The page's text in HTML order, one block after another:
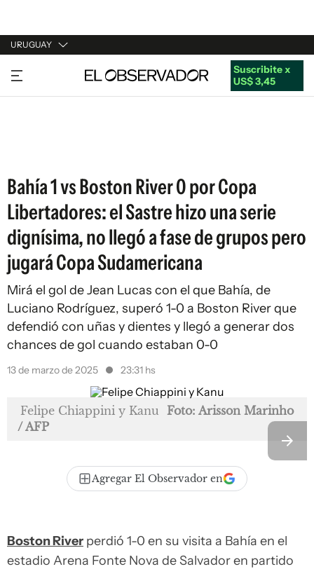
URUGUAY
URUGUAY
ARGENTINA
Suscribite x
US$ 3,45
Bahía 1 vs Boston River 0 por Copa
Libertadores: el Sastre hizo una serie
dignísima, no llegó a fase de grupos pero
jugará Copa Sudamericana
Mirá el gol de Jean Lucas con el que Bahía, de
Luciano Rodríguez, superó 1-0 a Boston River que
defendió con uñas y dientes y llegó a generar dos
chances de gol cuando estaban 0-0
13 de marzo de 2025 23:31 hs
Felipe Chiappini y Kanu Foto: Arisson Marinho
/ AFP
Agregar El Observador en
Boston River perdió 1-0 en su visita a Bahía en el
estadio Arena Fonte Nova de Salvador en partido